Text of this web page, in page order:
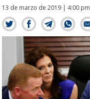
13 de marzo de 2019 | 4:00 pm